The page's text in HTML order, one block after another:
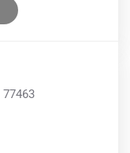
77463